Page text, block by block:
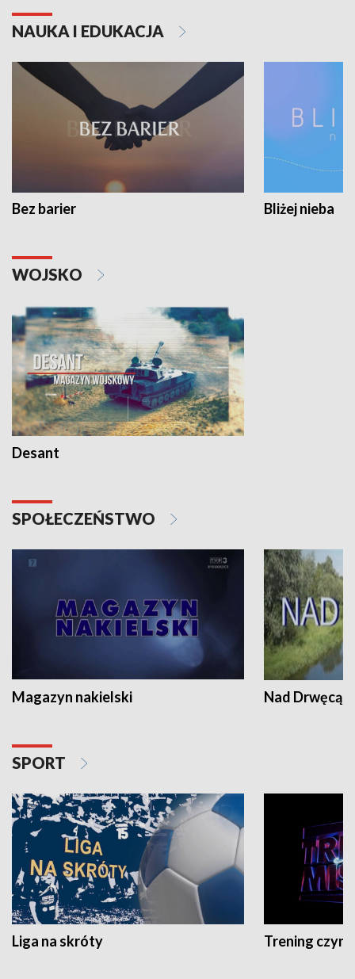
NAUKA I EDUKACJA
Bez barier Bliżej nieba
WOJSKO
Desant
SPOŁECZEŃSTWO
Magazyn nakielski Nad Drwęcą
SPORT
Liga na skróty Trening czyni